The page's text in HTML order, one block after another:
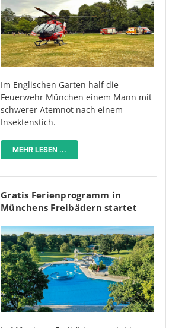
Im Englischen Garten half die
Feuerwehr München einem Mann mit
schwerer Atemnot nach einem
Insektenstich.
MEHR LESEN ...
Gratis Ferienprogramm in
Münchens Freibädern startet